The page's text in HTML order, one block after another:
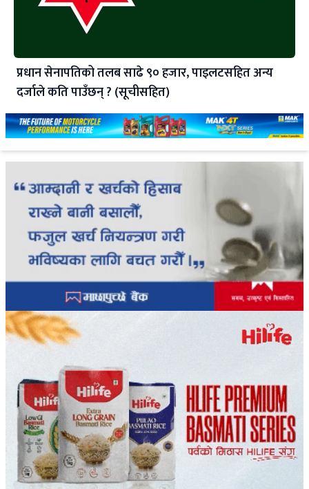
प्रधान सेनापतिको तलब साढे ९० हजार, पाइलटसहित अन्य
दर्जाले कति पाउँछन् ? (सूचीसहित)